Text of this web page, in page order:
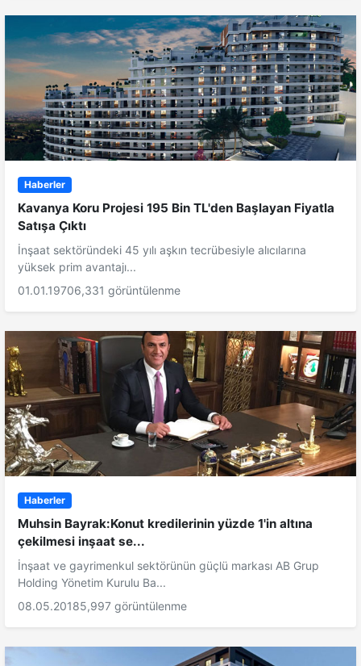
Haberler
Kavanya Koru Projesi 195 Bin TL'den Başlayan Fiyatla
Satışa Çıktı
İnşaat sektöründeki 45 yılı aşkın tecrübesiyle alıcılarına
yüksek prim avantajı...
01.01.19706,331 görüntülenme
Haberler
Muhsin Bayrak:Konut kredilerinin yüzde 1'in altına
çekilmesi inşaat se...
İnşaat ve gayrimenkul sektörünün güçlü markası AB Grup
Holding Yönetim Kurulu Ba...
08.05.20185,997 görüntülenme